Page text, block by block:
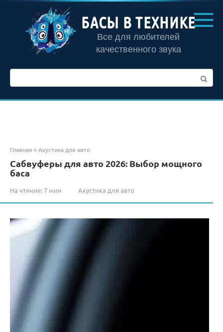
контенту
БАСЫ В ТЕХНИКЕ
Все для любителей
качественного звука
Главная »Акустика для авто
Сабвуферы для авто 2026: Выбор мощного
баса
На чтение: 7 мин Акустика для авто